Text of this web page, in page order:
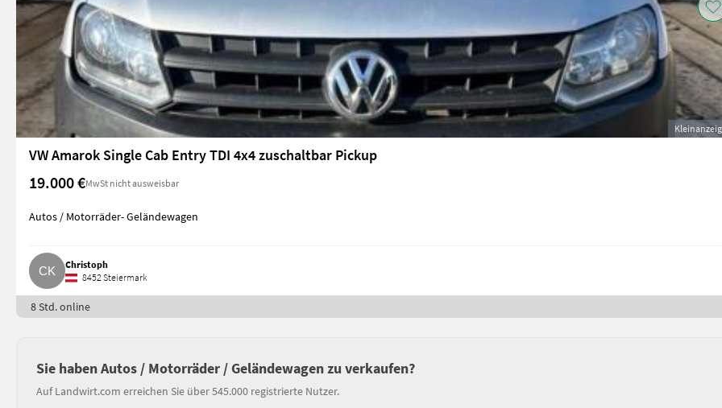
VW Amarok Single Cab Entry TDI 4x4 zuschaltbar Pickup
19.000 €MwSt nicht ausweisbar
Autos / Motorräder- Geländewagen
Christoph
8452 Steiermark
8 Std. online
Sie haben Autos / Motorräder / Geländewagen zu verkaufen?
Auf Landwirt.com erreichen Sie über 545.000 registrierte Nutzer.